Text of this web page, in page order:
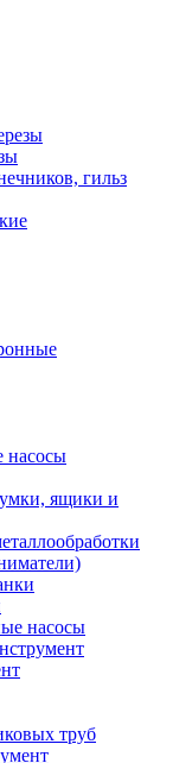
гильз
насосы
ящики и
насосы
труб